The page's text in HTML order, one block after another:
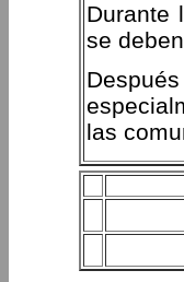
Durante
se
las